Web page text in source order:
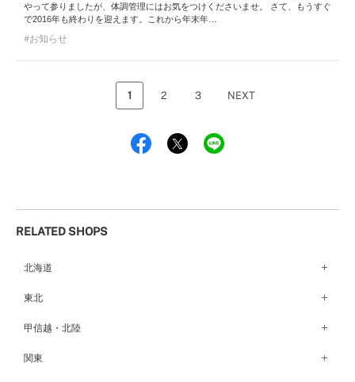
やって参りましたが、体調管理にはお気をつけくださいませ。 さて、もうすぐ
で2016年も終わりを迎えます。これから年末年…
お知らせ
1 2 3 NEXT
RELATED SHOPS
北海道
札幌店（134）
東北
弘前パークホテル店（180）
甲信越・北陸
甲府店（63）
関東